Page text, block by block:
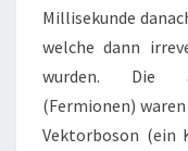
Millisekunde
welche dann
wurden. Die
(Fermionen)
Vektorboson (ein